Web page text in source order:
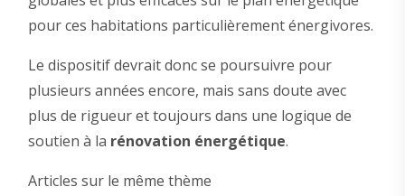
pour ces habitations particulièrement énergivores.
Le dispositif devrait donc se poursuivre pour
plusieurs années encore, mais sans doute avec
plus de rigueur et toujours dans une logique de
soutien à la rénovation énergétique.
Articles sur le même thème